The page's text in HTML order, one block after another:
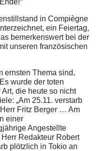
in Compiègne
ein Feiertag,
bemerkenswert bei der
unseren französischen
ernsten Thema sind,
wurde der toten
die heute so nicht
„Am 25.11. verstarb
Fritz Berger … Am
einer
Angestellte
Redakteur Robert
plötzlich in Tokio an